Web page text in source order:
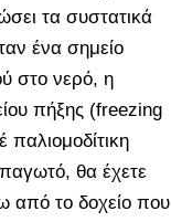
τα συστατικά
ένα σημείο
στο νερό, η
πήξης (freezing
παγωτό, θα έχετε
από το δοχείο που